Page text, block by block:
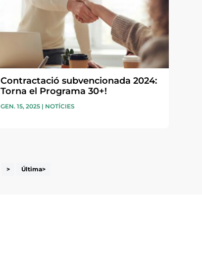
Contractació subvencionada 2024:
Torna el Programa 30+!
GEN. 15, 2025| NOTÍCIES
> Última>